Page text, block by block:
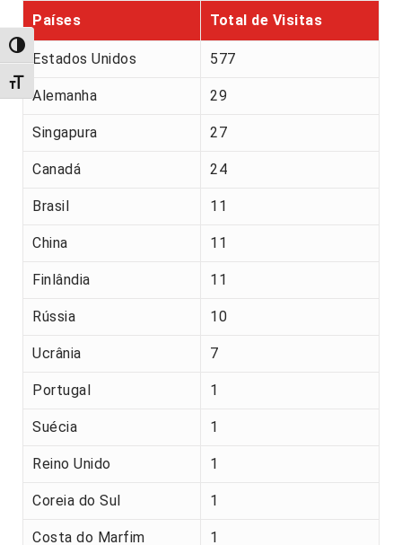
Alternar alto contraste
Alternar tamanho da fonte
Países
Total de Visitas
Estados Unidos 577
Alemanha 29
Singapura 27
Canadá 24
Brasil 11
China 11
Finlândia 11
Rússia 10
Ucrânia 7
Portugal 1
Suécia 1
Reino Unido 1
Coreia do Sul 1
Costa do Marfim 1